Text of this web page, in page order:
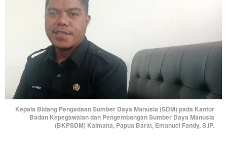
Kepala Bidang Pengadaan Sumber Daya Manusia (SDM) pada Kantor
Badan Kepegawaian dan Pengembangan Sumber Daya Manusia
(BKPSDM) Kaimana, Papua Barat, Emanuel Fandy, S.IP.